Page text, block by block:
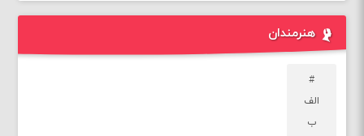
هنرمندان
#
الف
ب